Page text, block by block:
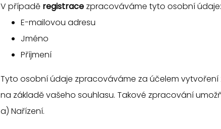
V případě registrace zpracováváme tyto osobní údaje:
E-mailovou adresu
Jméno
Příjmení
Tyto osobní údaje zpracováváme za účelem vytvoření
na základě vašeho souhlasu. Takové zpracování
a) Nařízení.